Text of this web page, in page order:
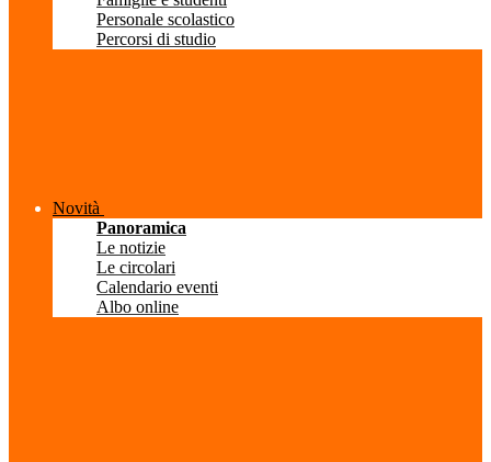
Personale scolastico
Percorsi di studio
Novità
Panoramica
Le notizie
Le circolari
Calendario eventi
Albo online